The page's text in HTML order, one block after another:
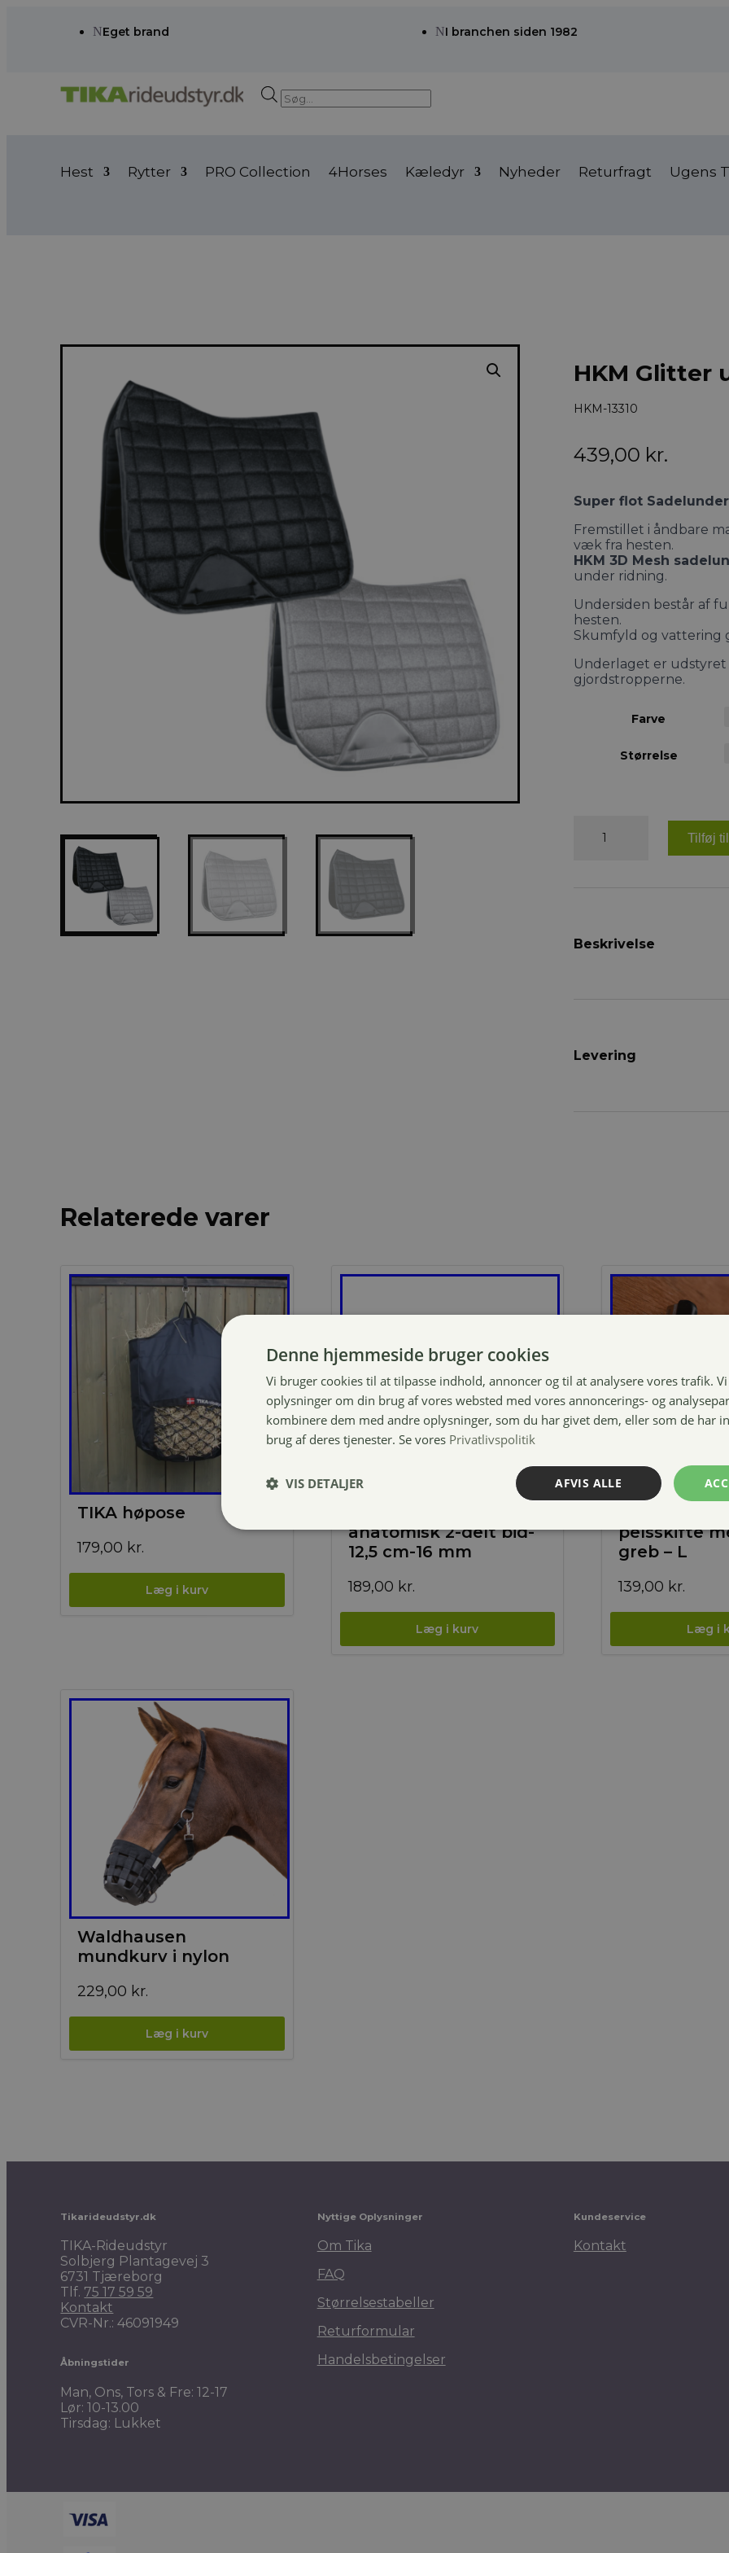
NEget brand NI branchen siden 1982
Products
search
Hest Rytter PRO Collection 4Horses Kæledyr Nyheder Returfragt Ugens
HKM Glitter
HKM-13310
439,00 kr.
Super flot
Fremstillet i åndbare
væk fra hesten.
HKM 3D Mesh
under ridning.
Undersiden består af
hesten.
Skumfyld og vattering
Underlaget er
gjordstropperne.
Farve
Størrelse
Glitter
Tilføj
Beskrivelse
Levering
Relaterede varer
TIKA høpose
179,00 kr.
anatomisk 2-delt bid-
12,5 cm-16 mm
189,00 kr.
pelsskifte
greb – L
139,00 kr.
Waldhausen
mundkurv i nylon
229,00 kr.
Tikarideudstyr.dk
TIKA-Rideudstyr
Solbjerg Plantagevej 3
6731 Tjæreborg
Tlf. 75 17 59 59
Kontakt
CVR-Nr.: 46091949
Åbningstider
Man, Ons, Tors & Fre: 12-17
Lør: 10-13.00
Tirsdag: Lukket
Nyttige Oplysninger
Om Tika
FAQ
Størrelsestabeller
Returformular
Handelsbetingelser
Kundeservice
Kontakt
Denne hjemmeside bruger cookies
Vi bruger cookies til at tilpasse indhold, annoncer og til at analysere vores trafik.
oplysninger om din brug af vores websted med vores annoncerings- og
kombinere dem med andre oplysninger, som du har givet dem, eller som de har
brug af deres tjenester. Se vores Privatlivspolitik
AFVIS ALLE
VIS DETALJER